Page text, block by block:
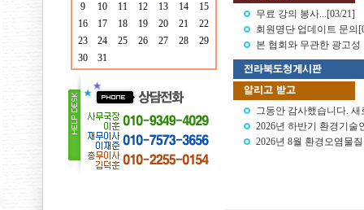
9
10 11 12 13 14
15
16
17 18 19 20 21
22
23
24 25 26 27 28
29
30
31
무료 강의 봉사...[03/21]
회원명단 업데이트 문의
본 협회와 무관한 광고성
그동안 감사했습니다. 새
2026년 하반기 환경기술
2026년 8월 환경오염물